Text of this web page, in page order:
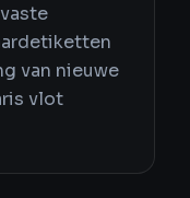
van nieuwe
vlot